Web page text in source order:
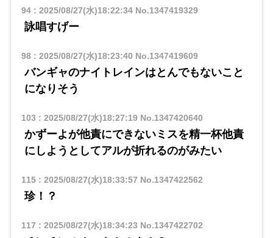
94: 2025/08/27(水)18:22:34No.1347419329
詠唱すげー
98: 2025/08/27(水)18:23:40 No.1347419609
バンギャのナイトレインはとんでもないこと
になりそう
103 : 2025/08/27(水)18:27:19No.1347420640
かずーよが他責にできないミスを精一杯他責
にしようとしてアルが折れるのがみたい
115: 2025/08/27(水)18:33:57 No.1347422562
珍！？
117 : 2025/08/27(水)18:34:23 No.1347422702